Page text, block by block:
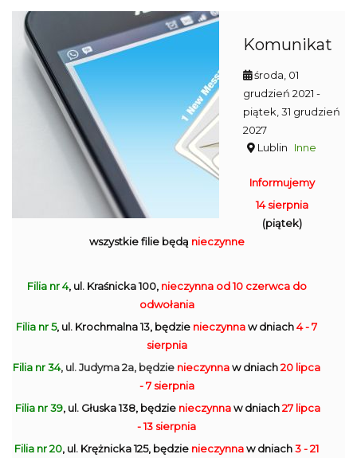
Komunikat
środa, 01
grudzień 2021 -
piątek, 31 grudzień
2027
Lublin
Inne
Informujemy
14 sierpnia
(piątek)
wszystkie filie będą nieczynne
Filia nr 4, ul. Kraśnicka 100, nieczynna od 10 czerwca do
odwołania
Filia nr 5, ul. Krochmalna 13, będzie nieczynnaw dniach4 - 7
sierpnia
Filia nr 34, ul. Judyma 2a, będzie nieczynnaw dniach20 lipca
- 7 sierpnia
Filia nr 39, ul. Głuska 138, będzie nieczynnaw dniach27 lipca
- 13 sierpnia
Filia nr 20, ul. Krężnicka 125, będzie nieczynnaw dniach3 - 21